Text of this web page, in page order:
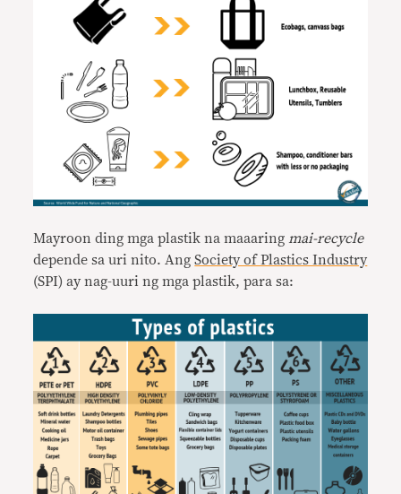
Mayroon ding mga plastik na maaaring mai-recycle
depende sa uri nito. AngSociety of Plastics Industry
(SPI) ay nag-uuri ng mga plastik, para sa: